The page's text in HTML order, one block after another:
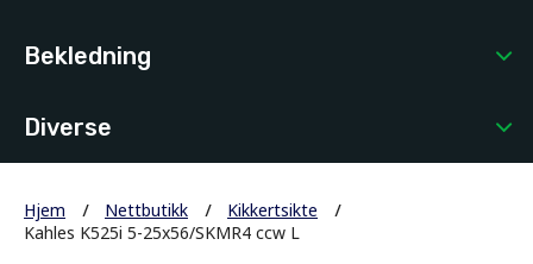
Bekledning
Diverse
Hjem Nettbutikk
Kikkertsikte
Kahles K525i 5-25x56/SKMR4 ccw L